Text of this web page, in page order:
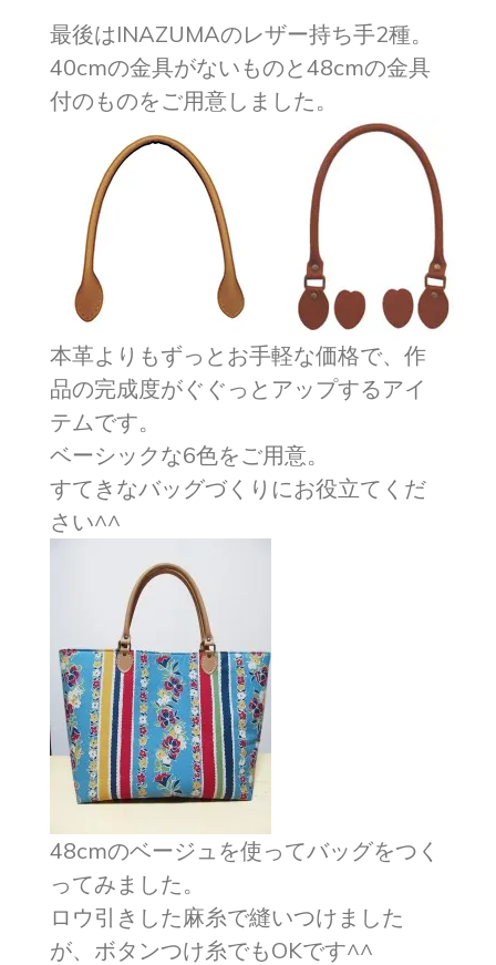
最後はINAZUMAのレザー持ち手2種。
40cmの金具がないものと48cmの金具
付のものをご用意しました。
本革よりもずっとお手軽な価格で、作
品の完成度がぐぐっとアップするアイ
テムです。
ベーシックな6色をご用意。
すてきなバッグづくりにお役立てくだ
さい^^
48cmのベージュを使ってバッグをつく
ってみました。
ロウ引きした麻糸で縫いつけました
が、ボタンつけ糸でもOKです^^